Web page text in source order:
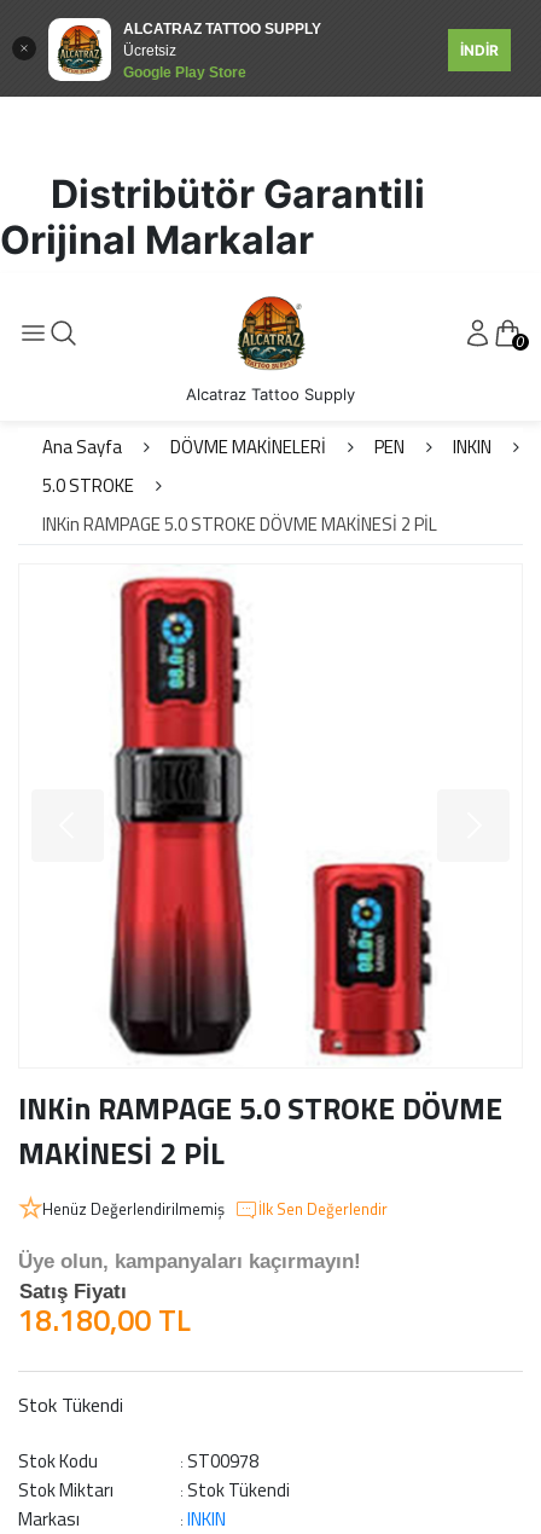
ALCATRAZ TATTOO SUPPLY
Ücretsiz
Google Play Store
İNDİR
Distribütör Garantili
Orijinal Markalar
0
Alcatraz Tattoo Supply
Ana Sayfa DÖVME MAKİNELERİ PEN
INKIN
5.0 STROKE
INKin RAMPAGE 5.0 STROKE DÖVME MAKİNESİ 2 PİL
INKin RAMPAGE 5.0 STROKE DÖVME
MAKİNESİ 2 PİL
Henüz Değerlendirilmemiş İlk Sen Değerlendir
Üye olun, kampanyaları kaçırmayın!
Satış Fiyatı
18.180,00 TL
Stok Tükendi
Stok Kodu : ST00978
Stok Miktarı
: Stok Tükendi
Markası
: INKIN